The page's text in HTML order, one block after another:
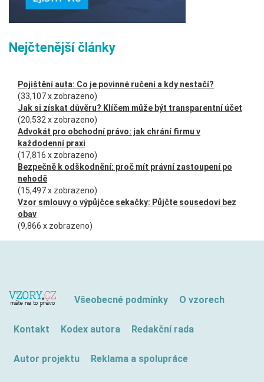
Nejčtenější články
Pojištění auta: Co je povinné ručení a kdy nestačí?
(33,107 x zobrazeno)
Jak si získat důvěru? Klíčem může být transparentní účet
(20,532 x zobrazeno)
Advokát pro obchodní právo: jak chrání firmu v
každodenní praxi
(17,816 x zobrazeno)
Bezpečně k odškodnění: proč mít právní zastoupení po
nehodě
(15,497 x zobrazeno)
Vzor smlouvy o výpůjčce sekačky: Půjčte sousedovi bez
obav
(9,866 x zobrazeno)
Všeobecné podmínky O vzorech
Kontakt Kodex autora Redakční rada
Autor projektu Reklama a spolupráce